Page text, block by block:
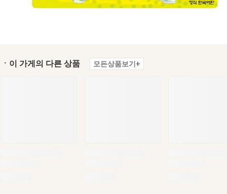
ㆍ이 가게의 다른 상품 모든상품보기+